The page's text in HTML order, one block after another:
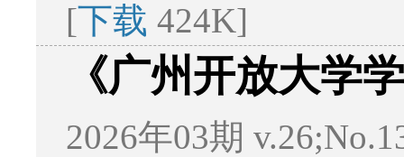
[下载 424K]
《广州开放大学
2026年03期